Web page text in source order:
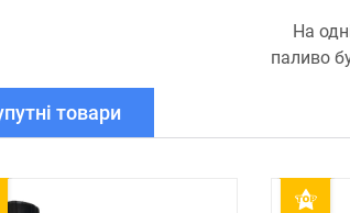
На
паливо
товари